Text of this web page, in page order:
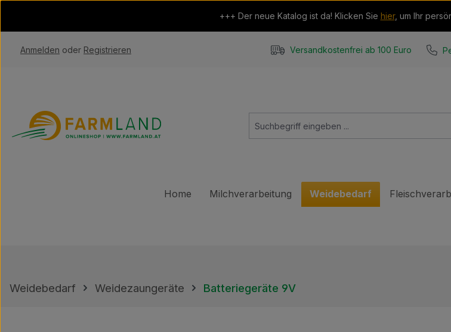
+++ Der neue Katalog ist da! Klicken Sie hier, um Ihr
Anmelden oder Registrieren Versandkostenfrei ab 100 Euro
Home Milchverarbeitung Weidebedarf
Weidebedarf Weidezaungeräte Batteriegeräte 9V